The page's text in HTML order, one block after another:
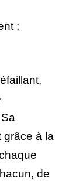
;
grâce à la
de